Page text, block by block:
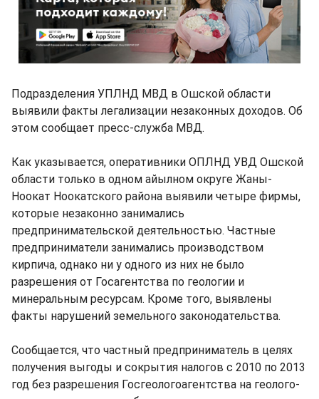
Подразделения УПЛНД МВД в Ошской области
выявили факты легализации незаконных доходов. Об
этом сообщает пресс-служба МВД.
Как указывается, оперативники ОПЛНД УВД Ошской
области только в одном айылном округе Жаны-
Ноокат Ноокатского района выявили четыре фирмы,
которые незаконно занимались
предпринимательской деятельностью. Частные
предприниматели занимались производством
кирпича, однако ни у одного из них не было
разрешения от Госагентства по геологии и
минеральным ресурсам. Кроме того, выявлены
факты нарушений земельного законодательства.
Сообщается, что частный предприниматель в целях
получения выгоды и сокрытия налогов с 2010 по 2013
год без разрешения Госгеологоагентства на геолого-